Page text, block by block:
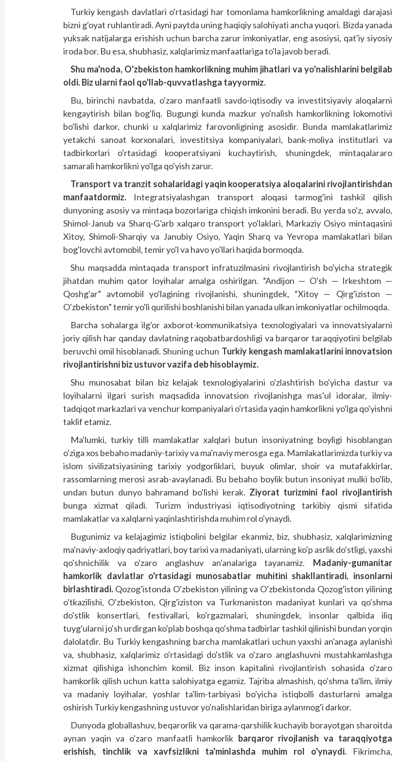
Turkiy kengash davlatlari o'rtasidagi har tomonlama hamkorlikning amaldagi darajasi
bizni g'oyat ruhlantiradi. Ayni paytda uning haqiqiy salohiyati ancha yuqori. Bizda yanada
yuksak natijalarga erishish uchun barcha zarur imkoniyatlar, eng asosiysi, qat'iy siyosiy
iroda bor. Bu esa, shubhasiz, xalqlarimiz manfaatlariga to'la javob beradi.
Shu ma'noda, O'zbekiston hamkorlikning muhim jihatlari va yo'nalishlarini belgilab
oldi. Biz ularni faol qo'llab-quvvatlashga tayyormiz.
Bu, birinchi navbatda, o'zaro manfaatli savdo-iqtisodiy va investitsiyaviy aloqalarni
kengaytirish bilan bog'liq. Bugungi kunda mazkur yo'nalish hamkorlikning lokomotivi
bo'lishi darkor, chunki u xalqlarimiz farovonligining asosidir. Bunda mamlakatlarimiz
yetakchi sanoat korxonalari, investitsiya kompaniyalari, bank-moliya institutlari va
tadbirkorlari o'rtasidagi kooperatsiyani kuchaytirish, shuningdek, mintaqalararo
samarali hamkorlikni yo'lga qo'yish zarur.
Transport va tranzit sohalaridagi yaqin kooperatsiya aloqalarini rivojlantirishdan
manfaatdormiz. Integratsiyalashgan transport aloqasi tarmog'ini tashkil qilish
dunyoning asosiy va mintaqa bozorlariga chiqish imkonini beradi. Bu yerda so'z, avvalo,
Shimol-Janub va Sharq-G'arb xalqaro transport yo'laklari, Markaziy Osiyo mintaqasini
Xitoy, Shimoli-Shar­qiy va Janubiy Osiyo, Yaqin Sharq va Yevropa mamlakatlari bilan
bog'lovchi avtomobil, temir yo'l va havo yo'llari haqida bormoqda.
Shu maqsadda mintaqada transport in­fratuzilmasini rivojlantirish bo'yicha strategik
jihatdan muhim qator loyihalar amalga oshirilgan. “Andijon — O'sh — Irkeshtom —
Qoshg'ar” avtomobil yo'lagining rivojlanishi, shuningdek, “Xitoy — Qirg'iziston —
O'zbekiston” temir yo'li qurilishi boshlanishi bilan yanada ulkan imkoniyatlar ochilmoqda.
Barcha sohalarga ilg'or axborot-kommunikatsiya texnologiyalari va innovatsiyalarni
joriy qilish har qanday davlatning raqobatbardoshligi va barqaror taraqqiyotini belgilab
beruvchi omil hisoblanadi. Shuning uchun Turkiy kengash mamlakatlarini innovatsion
rivojlantirishni biz ustuvor vazifa deb hisoblaymiz.
Shu munosabat bilan biz kelajak texnologiyalarini o'zlashtirish bo'yicha dastur va
loyihalarni ilgari surish maqsadida innovatsion rivojlanishga mas'ul idoralar, ilmiy-
tadqiqot markazlari va venchur kompaniyalari o'rtasida yaqin hamkorlikni yo'lga qo'yishni
taklif etamiz.
Ma'lumki, turkiy tilli mamlakatlar xalq­lari butun insoniyatning boyligi hisoblangan
o'ziga xos bebaho madaniy-tarixiy va ma'naviy merosga ega. Mamlakatlarimizda turkiy va
islom sivilizatsiyasining tarixiy yodgorliklari, buyuk olimlar, shoir va mutafakkirlar,
rassomlarning merosi asrab-avaylanadi. Bu bebaho boylik butun insoniyat mulki bo'lib,
undan butun dunyo bahramand bo'lishi kerak. Ziyorat turizmini faol rivojlantirish
bunga xizmat qiladi. Turizm industriyasi iqtisodiyotning tarkibiy qismi sifatida
mamlakatlar va xalqlarni yaqinlashtirishda muhim rol o'ynaydi.
Bugunimiz va kelajagimiz istiqbolini belgilar ekanmiz, biz, shubhasiz, xalqlarimizning
ma'naviy-axloqiy qadriyatlari, boy tarixi va madaniyati, ularning ko'p asr­lik do'stligi, yaxshi
qo'shnichilik va o'zaro anglashuv an'analariga tayanamiz. Madaniy-gumanitar
hamkorlik davlatlar o'rtasidagi munosabatlar muhitini shakllantiradi, insonlarni
birlashtiradi. Qozog'istonda O'zbekiston yilining va O'zbekistonda Qozog'iston yilining
o'tkazilishi, O'zbekiston, Qirg'iziston va Turkmaniston madaniyat kunlari va qo'shma
do'stlik konsertlari, festivallari, ko'rgazmalari, shuningdek, insonlar qalbida iliq
tuyg'ularni jo'sh urdirgan ko'plab bosh­qa qo'shma tadbirlar tashkil qilinishi bundan yorqin
dalolatdir. Bu Turkiy kengashning barcha mamlakatlari uchun yaxshi an'anaga aylanishi
va, shubhasiz, xalqlarimiz o'rtasidagi do'stlik va o'zaro anglashuvni mus­tahkamlashga
xizmat qilishiga ishonchim komil. Biz inson kapitalini rivojlantirish sohasida o'zaro
hamkorlik qilish uchun katta salohiyatga egamiz. Tajriba almashish, qo'shma ta'lim, ilmiy
va madaniy loyihalar, yoshlar ta'lim-tarbiyasi bo'yicha istiqbolli dasturlarni amalga
oshirish Turkiy kengashning ustuvor yo'nalishlaridan biriga aylanmog'i darkor.
Dunyoda globallashuv, beqarorlik va qarama-qarshilik kuchayib borayotgan sharoitda
aynan yaqin va o'zaro manfaatli hamkorlik barqaror rivojlanish va taraqqiyotga
erishish, tinchlik va xavfsizlikni ta'minlashda muhim rol o'ynaydi.Fikrimcha,